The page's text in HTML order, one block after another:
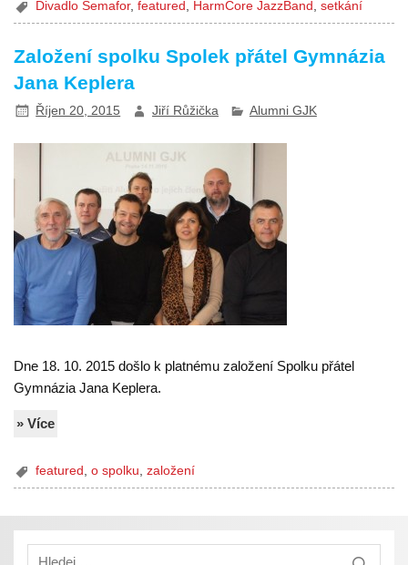
Divadlo Semafor,featured , HarmCore JazzBand ,setkání
Založení spolku Spolek přátel Gymnázia
Jana Keplera
Říjen 20, 2015 Jiří Růžička Alumni GJK
Dne 18. 10. 2015 došlo k platnému založení Spolku přátel
Gymnázia Jana Keplera.
» Více
featured ,o spolku,založení